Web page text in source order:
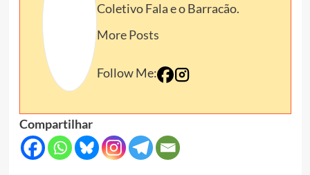
Coletivo Fala e o Barracão.
More Posts
Follow Me:
Compartilhar